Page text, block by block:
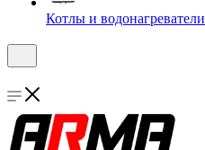
Котлы и водонагреватели